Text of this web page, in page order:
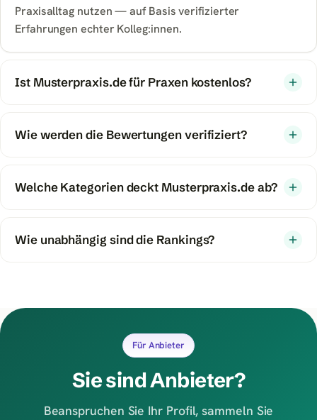
Praxisalltag nutzen — auf Basis verifizierter
Erfahrungen echter Kolleg:innen.
Ist Musterpraxis.de für Praxen kostenlos?
Wie werden die Bewertungen verifiziert?
Welche Kategorien deckt Musterpraxis.de ab?
Wie unabhängig sind die Rankings?
Für Anbieter
Sie sind Anbieter?
Beanspruchen Sie Ihr Profil, sammeln Sie